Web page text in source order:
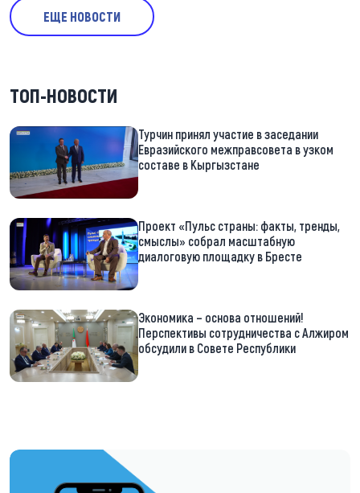
ЕЩЕ НОВОСТИ
ТОП-НОВОСТИ
Турчин принял участие в заседании
Евразийского межправсовета в узком
составе в Кыргызстане
Проект «Пульс страны: факты, тренды,
смыслы» собрал масштабную
диалоговую площадку в Бресте
Экономика – основа отношений!
Перспективы сотрудничества с Алжиром
обсудили в Совете Республики
https://t.me/minskctvby